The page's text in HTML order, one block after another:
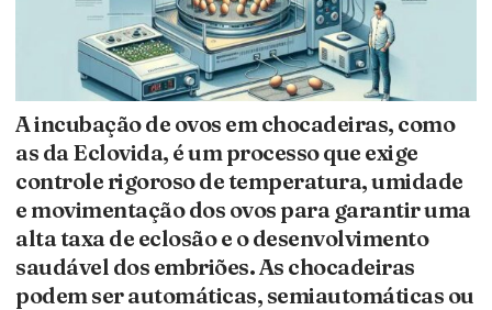
A incubação de ovos em chocadeiras, como
as da Eclovida, é um processo que exige
controle rigoroso de temperatura, umidade
e movimentação dos ovos para garantir uma
alta taxa de eclosão e o desenvolvimento
saudável dos embriões. As chocadeiras
podem ser automáticas, semiautomáticas ou